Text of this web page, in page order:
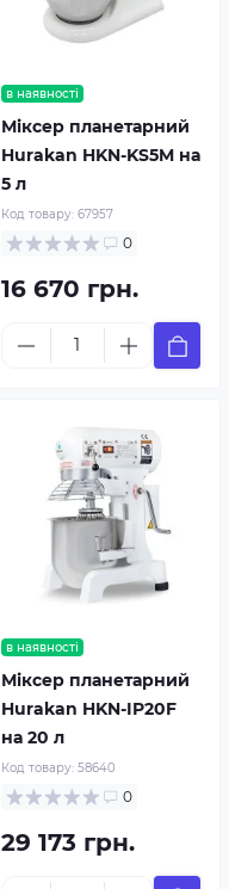
в наявності
Міксер планетарний
Hurakan HKN-KS5M на
5 л
Код товару: 67957
0
16 670 грн.
в наявності
Міксер планетарний
Hurakan HKN-IP20F
на 20 л
Код товару: 58640
0
29 173 грн.